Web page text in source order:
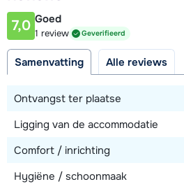
Afstand tot piste
200 meter
Bekijk kaart
7,0 Goed
1 review Geverifieerd
Samenvatting Alle reviews
Ontvangst ter plaatse
Ligging van de accommodatie
Comfort / inrichting
Hygiëne / schoonmaak